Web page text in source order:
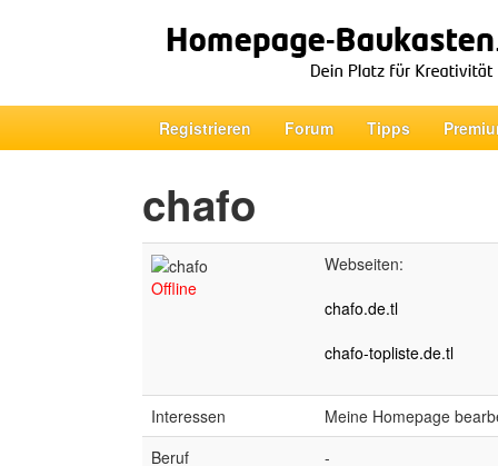
Registrieren Forum Tipps
chafo
Offline
Webseiten:
chafo.de.tl
chafo-topliste.de.tl
Interessen
Meine Homepage
Beruf
-